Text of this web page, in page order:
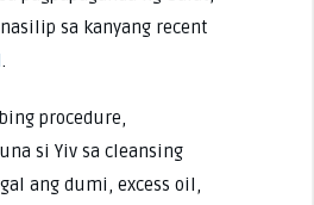
sa kanyang recent
.
procedure,
si Yiv sa cleansing
ang dumi, excess oil,